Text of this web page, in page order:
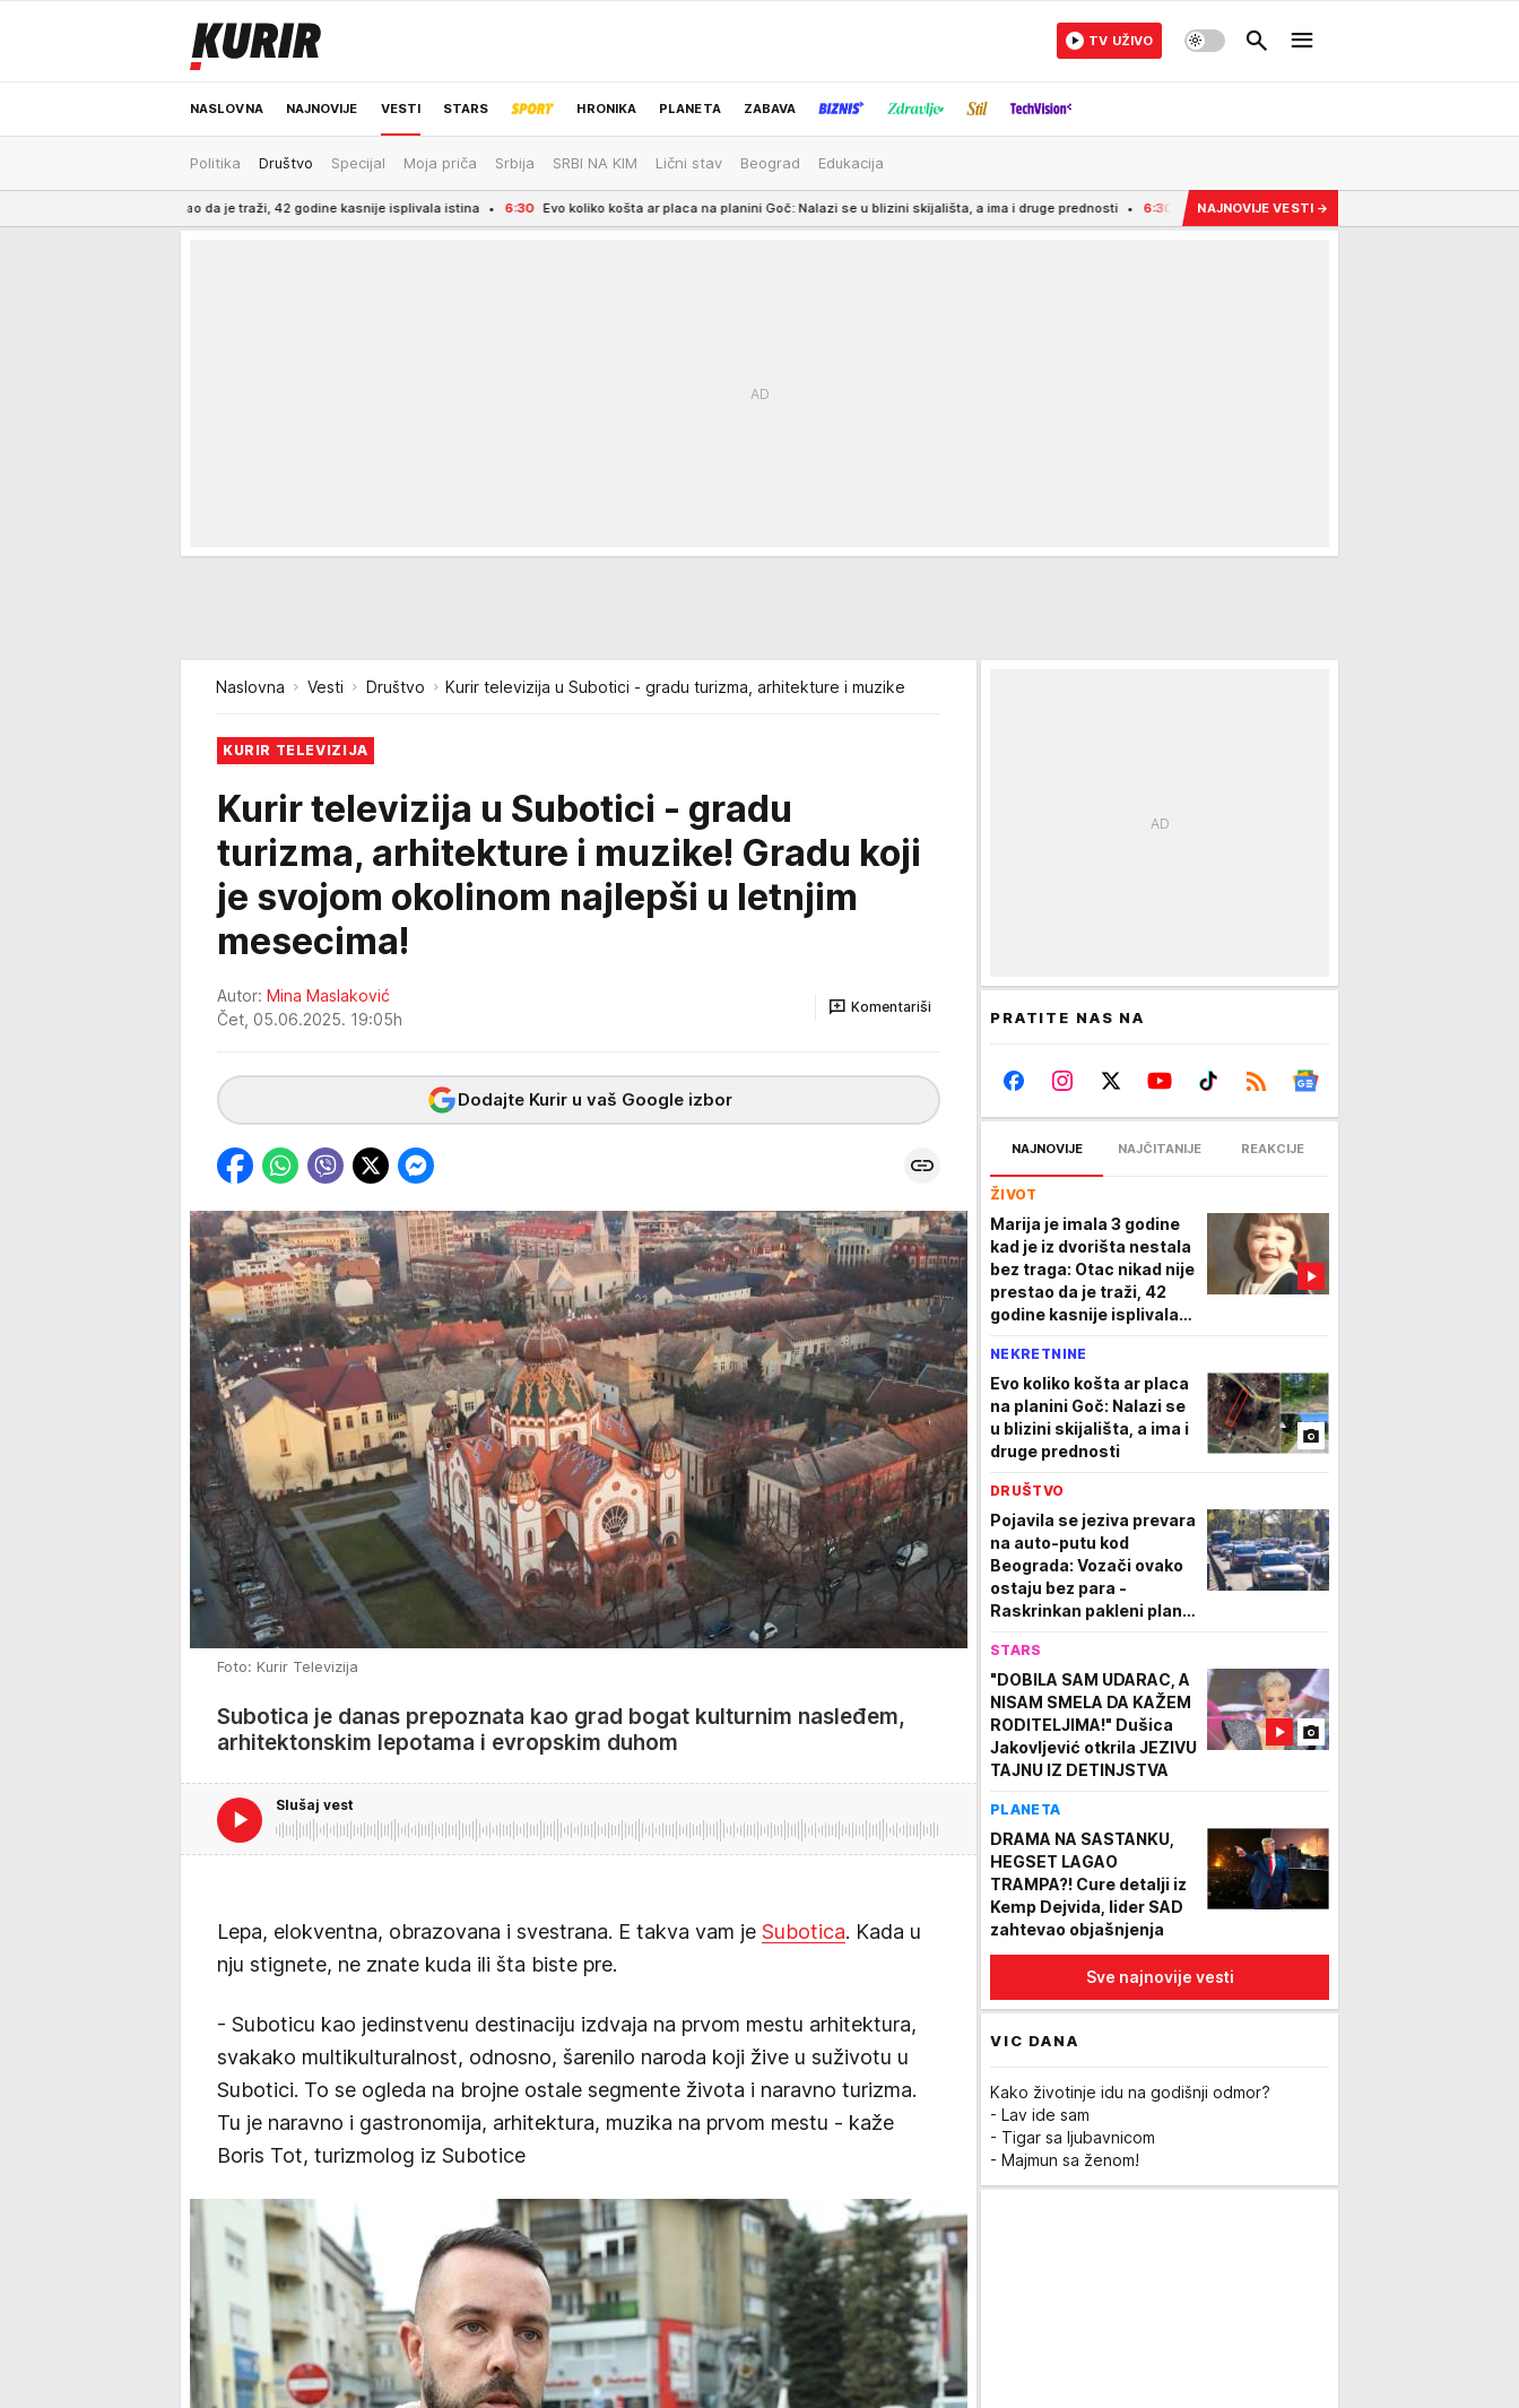
NASLOVNA NAJNOVIJE VESTI STARS HRONIKA PLANETA ZABAVA
ODRŽIVA BUDUĆNOST REGION NEWS IZBOR UREDNIKA
TV UŽIVO
Politika Društvo Specijal Moja priča Srbija SRBI NA KIM Lični stav Beograd Edukacija
prestao da je traži, 42 godine kasnije isplivala istina 6:30 Evo koliko košta ar placa na planini Goč: Nalazi se u blizini skijališta, a ima i druge prednosti 6:30 Pojavila se jeziva prevara na auto-putu kod Beograda: Vozači ovako ostaju
NAJNOVIJE VESTI →
Naslovna Vesti Društvo Kurir televizija u Subotici - gradu turizma, arhitekture i muzike
KURIR TELEVIZIJA
Kurir televizija u Subotici - gradu
turizma, arhitekture i muzike! Gradu koji
je svojom okolinom najlepši u letnjim
mesecima!
Autor: Mina Maslaković
Čet, 05.06.2025. 19:05h
Komentariši
Dodajte Kurir u vaš Google izbor
Foto: Kurir Televizija
Subotica je danas prepoznata kao grad bogat kulturnim nasleđem,
arhitektonskim lepotama i evropskim duhom
Slušaj vest
Lepa, elokventna, obrazovana i svestrana. E takva vam je Subotica. Kada u
nju stignete, ne znate kuda ili šta biste pre.
- Suboticu kao jedinstvenu destinaciju izdvaja na prvom mestu arhitektura,
svakako multikulturalnost, odnosno, šarenilo naroda koji žive u suživotu u
Subotici. To se ogleda na brojne ostale segmente života i naravno turizma.
Tu je naravno i gastronomija, arhitektura, muzika na prvom mestu - kaže
Boris Tot, turizmolog iz Subotice
PRATITE NAS NA
NAJNOVIJE NAJČITANIJE REAKCIJE
ŽIVOT
Marija je imala 3 godine
kad je iz dvorišta nestala
bez traga: Otac nikad nije
prestao da je traži, 42
godine kasnije isplivala
NEKRETNINE
Evo koliko košta ar placa
na planini Goč: Nalazi se
u blizini skijališta, a ima i
druge prednosti
DRUŠTVO
Pojavila se jeziva prevara
na auto-putu kod
Beograda: Vozači ovako
ostaju bez para -
Raskrinkan pakleni plan
STARS
"DOBILA SAM UDARAC, A
NISAM SMELA DA KAŽEM
RODITELJIMA!" Dušica
Jakovljević otkrila JEZIVU
TAJNU IZ DETINJSTVA
PLANETA
DRAMA NA SASTANKU,
HEGSET LAGAO
TRAMPA?! Cure detalji iz
Kemp Dejvida, lider SAD
zahtevao objašnjenja
Sve najnovije vesti
VIC DANA
Kako životinje idu na godišnji odmor?
- Lav ide sam
- Tigar sa ljubavnicom
- Majmun sa ženom!